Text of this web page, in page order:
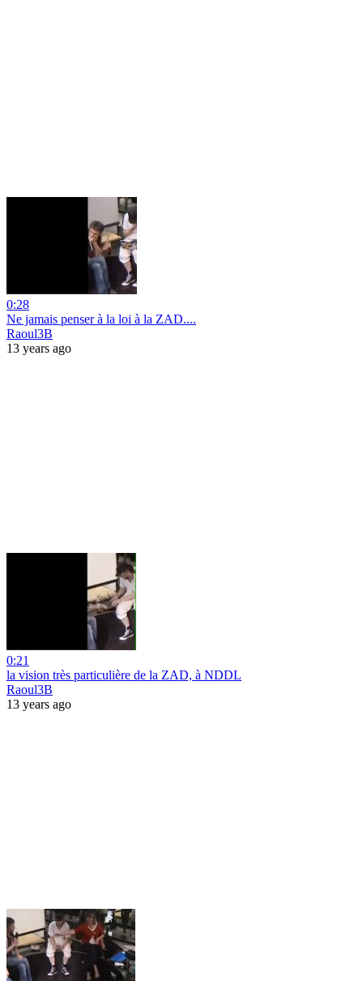
0:28
Ne jamais penser à la loi à la ZAD....
Raoul3B
13 years ago
0:21
la vision très particulière de la ZAD, à NDDL
Raoul3B
13 years ago